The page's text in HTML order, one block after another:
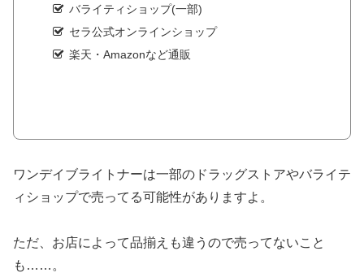
バライティショップ(一部)
セラ公式オンラインショップ
楽天・Amazonなど通販
ワンデイブライトナーは一部のドラッグストアやバライテ
ィショップで売ってる可能性がありますよ。
ただ、お店によって品揃えも違うので売ってないこと
も……。